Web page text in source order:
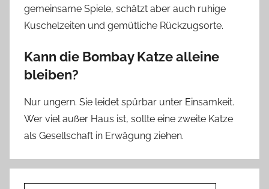
gemeinsame Spiele, schätzt aber auch ruhige
Kuschelzeiten und gemütliche Rückzugsorte.
Kann die Bombay Katze alleine
bleiben?
Nur ungern. Sie leidet spürbar unter Einsamkeit.
Wer viel außer Haus ist, sollte eine zweite Katze
als Gesellschaft in Erwägung ziehen.